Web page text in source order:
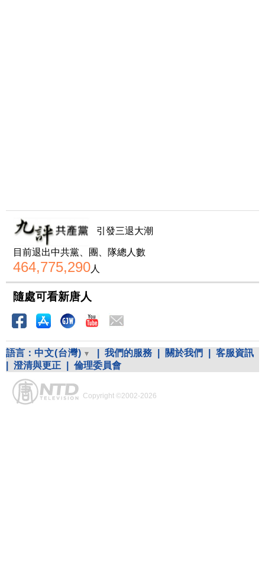
引發三退大潮
目前退出中共黨、團、隊總人數
464,775,290人
隨處可看新唐人
語言： 中文(台灣) 我們的服務 關於我們
客服資訊
澄清與更正 倫理委員會
Copyright ©2002-2026